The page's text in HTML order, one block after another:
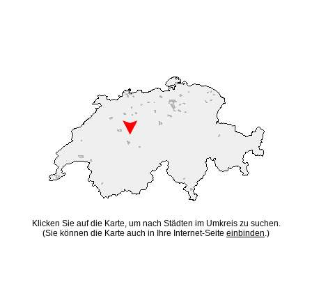
Klicken Sie auf die Karte, um nach Städten im Umkreis zu suchen.
(Sie können die Karte auch in Ihre Internet-Seite einbinden.)